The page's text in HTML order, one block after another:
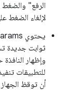
الرفع" والضغط
لإلغاء الضغط
ثوابت جديدة
وإظهار
للتطبيقات
أن توقظ